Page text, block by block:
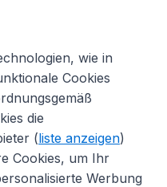
Webseiten
wie in
Cookies
die
(liste anzeigen)
Cookies, um Ihr
Werbung